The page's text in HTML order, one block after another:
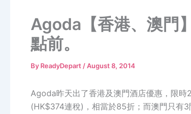
Agoda【香港、澳門
點前。
By ReadyDepart /August 8, 2014
Agoda昨天出了香港及澳門酒店優惠，限
(HK$374連稅)，相當於85折；而澳門只有